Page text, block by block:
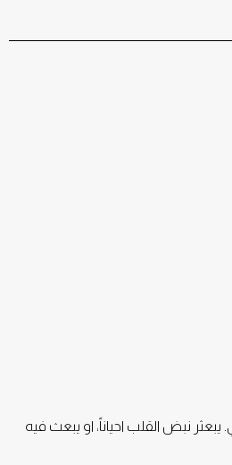
نبض القلب احياناً، او يبعث فيه